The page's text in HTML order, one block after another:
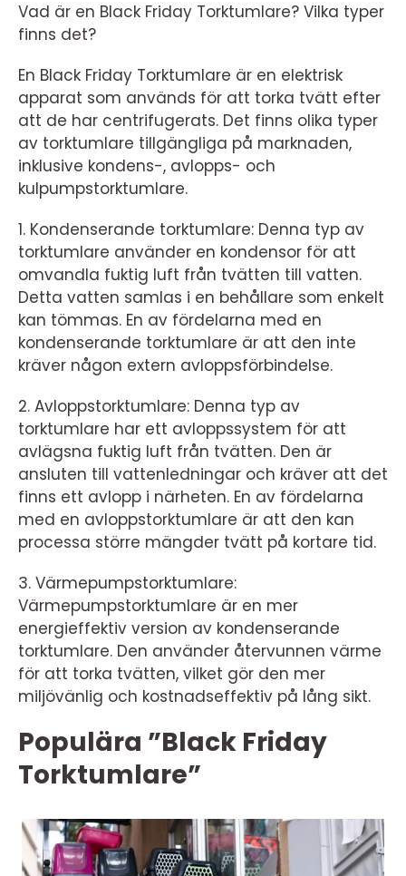
Vad är en Black Friday Torktumlare? Vilka typer
finns det?
En Black Friday Torktumlare är en elektrisk
apparat som används för att torka tvätt efter
att de har centrifugerats. Det finns olika typer
av torktumlare tillgängliga på marknaden,
inklusive kondens-, avlopps- och
kulpumpstorktumlare.
1. Kondenserande torktumlare: Denna typ av
torktumlare använder en kondensor för att
omvandla fuktig luft från tvätten till vatten.
Detta vatten samlas i en behållare som enkelt
kan tömmas. En av fördelarna med en
kondenserande torktumlare är att den inte
kräver någon extern avloppsförbindelse.
2. Avloppstorktumlare: Denna typ av
torktumlare har ett avloppssystem för att
avlägsna fuktig luft från tvätten. Den är
ansluten till vattenledningar och kräver att det
finns ett avlopp i närheten. En av fördelarna
med en avloppstorktumlare är att den kan
processa större mängder tvätt på kortare tid.
3. Värmepumpstorktumlare:
Värmepumpstorktumlare är en mer
energieffektiv version av kondenserande
torktumlare. Den använder återvunnen värme
för att torka tvätten, vilket gör den mer
miljövänlig och kostnadseffektiv på lång sikt.
Populära ”Black Friday
Torktumlare”